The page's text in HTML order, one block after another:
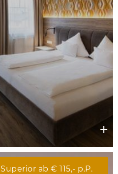
Superior ab € 115,- p.P.